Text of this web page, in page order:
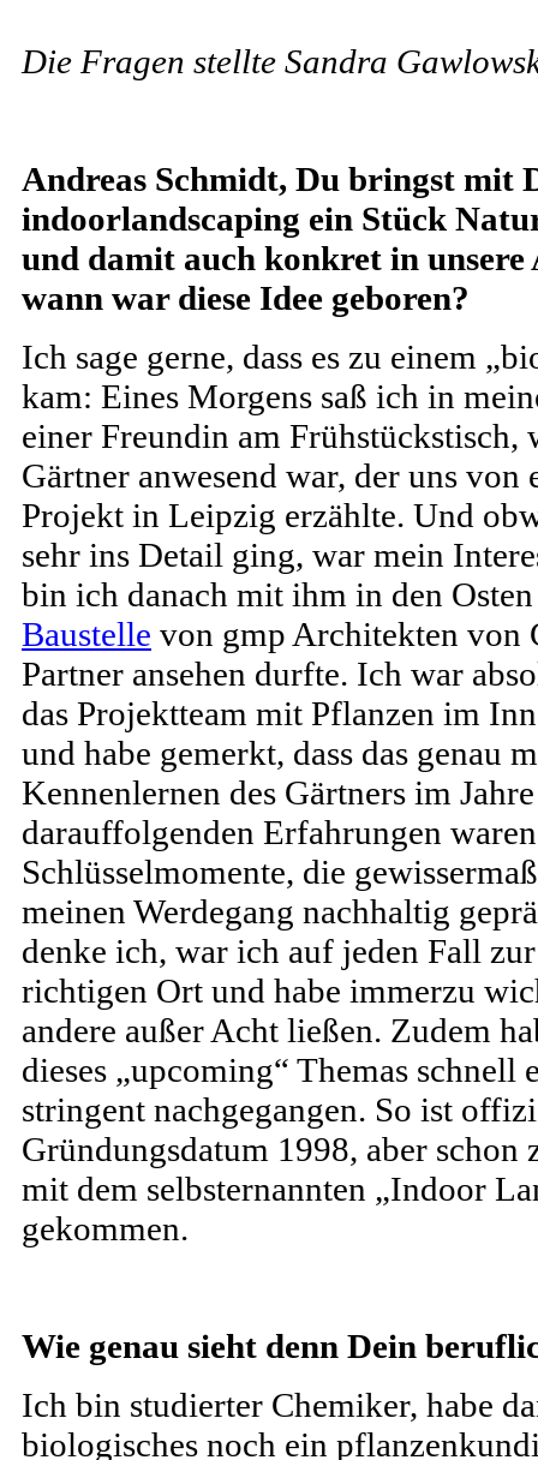
Die Fragen stellte Sandra
Andreas Schmidt, Du bringst mit
indoorlandscaping ein Stück
und damit auch konkret in
wann war diese Idee geboren?
Ich sage gerne, dass es zu einem
kam: Eines Morgens saß ich in
einer Freundin am Frühstückstisch,
Gärtner anwesend war, der uns von
Projekt in Leipzig erzählte. Und
sehr ins Detail ging, war mein
bin ich danach mit ihm in den
Baustelle von gmp Architekten von
Partner ansehen durfte. Ich war
das Projektteam mit Pflanzen im
und habe gemerkt, dass das genau
Kennenlernen des Gärtners im
darauffolgenden Erfahrungen
Schlüsselmomente, die
meinen Werdegang nachhaltig
denke ich, war ich auf jeden Fall
richtigen Ort und habe immerzu
andere außer Acht ließen. Zudem
dieses „upcoming“ Themas schnell
stringent nachgegangen. So ist
Gründungsdatum 1998, aber
mit dem selbsternannten „Indoor
gekommen.
Wie genau sieht denn Dein
Ich bin studierter Chemiker, habe
biologisches noch ein